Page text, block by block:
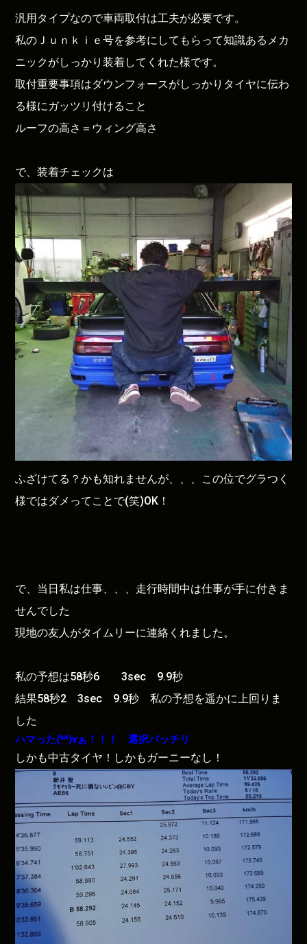
汎用タイプなので車両取付は工夫が必要です。
私のＪｕｎｋｉｅ号を参考にしてもらって知識あるメカ
ニックがしっかり装着してくれた様です。
取付重要事項はダウンフォースがしっかりタイヤに伝わ
る様にガッツリ付けること
ルーフの高さ＝ウィング高さ
で、装着チェックは
ふざけてる？かも知れませんが、、、この位でグラつく
様ではダメってことで(笑)OK！
で、当日私は仕事、、、走行時間中は仕事が手に付きま
せんでした
現地の友人がタイムリーに連絡くれました。
私の予想は58秒6 3sec 9.9秒
結果58秒2 3sec 9.9秒 私の予想を遥かに上回りま
した
ハマった(^^)vぁ！！！ 選択バッチリ
しかも中古タイヤ！しかもガーニーなし！